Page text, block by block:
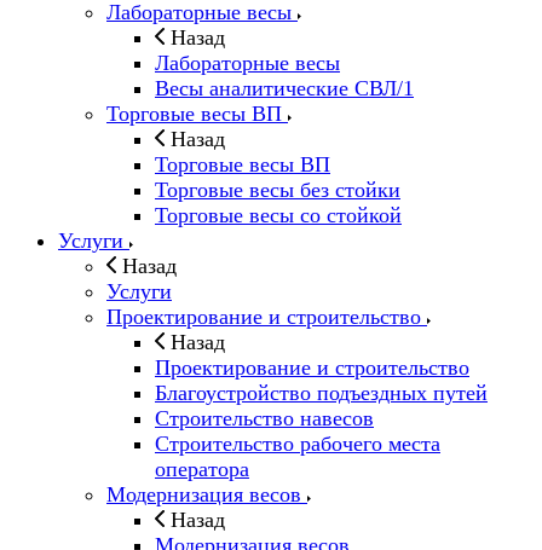
Лабораторные весы
Назад
Лабораторные весы
Весы аналитические СВЛ/1
Торговые весы ВП
Назад
Торговые весы ВП
Торговые весы без стойки
Торговые весы со стойкой
Услуги
Назад
Услуги
Проектирование и строительство
Назад
Проектирование и строительство
Благоустройство подъездных путей
Строительство навесов
Строительство рабочего места
оператора
Модернизация весов
Назад
Модернизация весов